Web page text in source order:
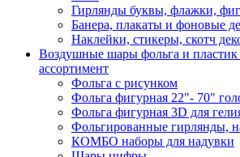
Гирлянды буквы, флажки,
Банера, плакаты и фоновые
Наклейки, стикеры, скотч
Воздушные шары фольга и пластик
ассортимент
Фольга с рисунком
Фольга фигурная 22"- 70"
Фольга фигурная 3D для
Фольгированные гирлянды,
КОМБО наборы для надувки